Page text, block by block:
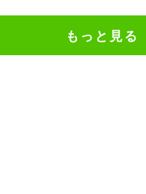
もっと見る